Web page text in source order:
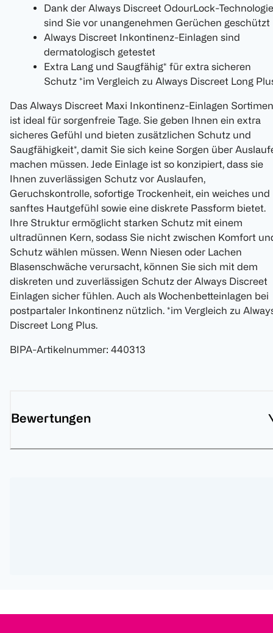
Dank der Always Discreet OdourLock-Technologie
sind Sie vor unangenehmen Gerüchen geschützt
Always Discreet Inkontinenz-Einlagen sind
dermatologisch getestet
Extra Lang und Saugfähig* für extra sicheren
Schutz *im Vergleich zu Always Discreet Long
Das Always Discreet Maxi Inkontinenz-Einlagen
ist ideal für sorgenfreie Tage. Sie geben Ihnen ein extra
sicheres Gefühl und bieten zusätzlichen Schutz und
Saugfähigkeit*, damit Sie sich keine Sorgen über
machen müssen. Jede Einlage ist so konzipiert, dass sie
Ihnen zuverlässigen Schutz vor Auslaufen,
Geruchskontrolle, sofortige Trockenheit, ein weiches und
sanftes Hautgefühl sowie eine diskrete Passform bietet.
Ihre Struktur ermöglicht starken Schutz mit einem
ultradünnen Kern, sodass Sie nicht zwischen Komfort
Schutz wählen müssen. Wenn Niesen oder Lachen
Blasenschwäche verursacht, können Sie sich mit dem
diskreten und zuverlässigen Schutz der Always Discreet
Einlagen sicher fühlen. Auch als Wochenbetteinlagen bei
postpartaler Inkontinenz nützlich. *im Vergleich zu
Discreet Long Plus.
BIPA-Artikelnummer: 440313
Bewertungen